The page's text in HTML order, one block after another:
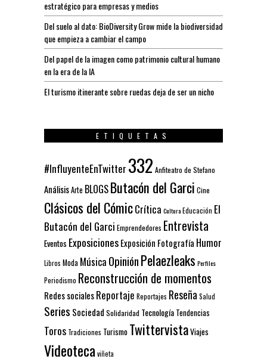
estratégico para empresas y medios
Del suelo al dato: BioDiversity Grow mide la biodiversidad
que empieza a cambiar el campo
Del papel de la imagen como patrimonio cultural humano
en la era de la IA
El turismo itinerante sobre ruedas deja de ser un nicho
ETIQUETAS
#InfluyenteEnTwitter 332 Anfiteatro de Stefano
AnálisisArte BLOGSButacón del Garci Cine
Clásicos del CómicCrítica CulturaEducación El
Butacón del Garci Emprendedores Entrevista
Eventos ExposicionesExposición Fotografía Humor
Libros Moda Música OpiniónPelaezleaks Perfiles
Periodismo Reconstrucción de momentos
Redes socialesReportaje Reportajes Reseña Salud
Series Sociedad Solidaridad Tecnología Tendencias
Toros Tradiciones Turismo TwittervistaViajes
Videoteca viñeta